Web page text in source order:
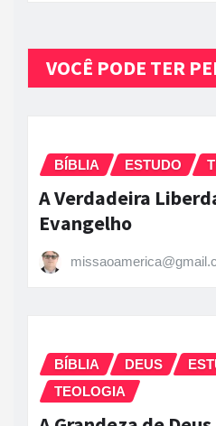
VOCÊ PODE TER
BÍBLIA ESTUDO
A Verdadeira
Evangelho
BÍBLIA DEUS
TEOLOGIA